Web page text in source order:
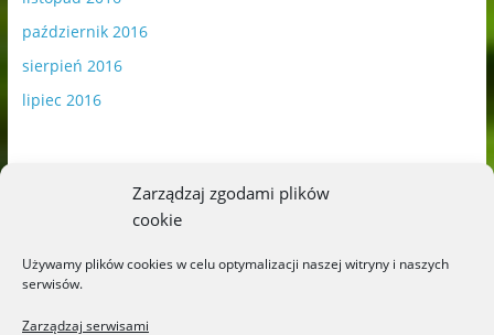
Zarządzaj zgodami plików
cookie
Używamy plików cookies w celu optymalizacji naszej witryny i naszych
serwisów.
Zarządzaj serwisami
październik 2016
sierpień 2016
lipiec 2016